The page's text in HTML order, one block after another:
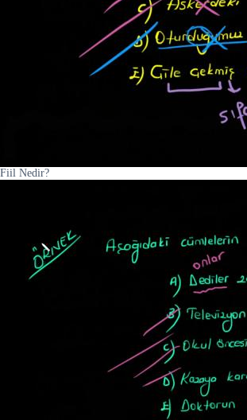
Fiil Nedir?